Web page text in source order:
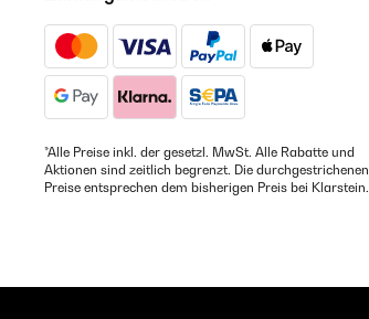
*Alle Preise inkl. der gesetzl. MwSt. Alle Rabatte und
Aktionen sind zeitlich begrenzt. Die durchgestrichenen
Preise entsprechen dem bisherigen Preis bei Klarstein.